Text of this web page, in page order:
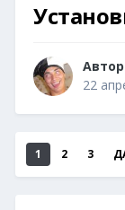
Автор
22
1 2 3